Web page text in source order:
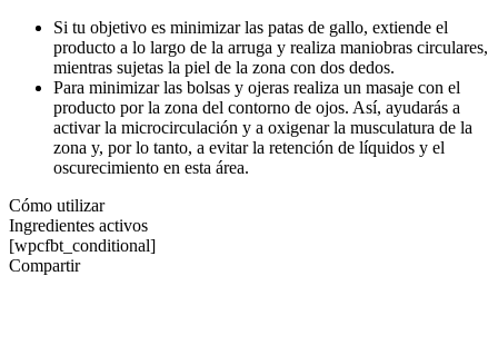
Si tu objetivo es minimizar las patas de gallo, extiende el
producto a lo largo de la arruga y realiza maniobras circulares,
mientras sujetas la piel de la zona con dos dedos.
Para minimizar las bolsas y ojeras realiza un masaje con el
producto por la zona del contorno de ojos. Así, ayudarás a
activar la microcirculación y a oxigenar la musculatura de la
zona y, por lo tanto, a evitar la retención de líquidos y el
oscurecimiento en esta área.
Cómo utilizar
Ingredientes activos
[wpcfbt_conditional]
Compartir